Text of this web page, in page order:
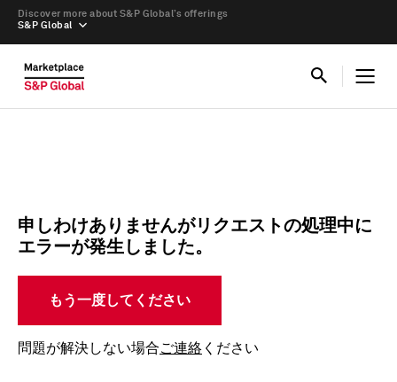
S&P Global
Discover more about S&P Global’s offerings
申しわけありませんがリクエストの処理中に
エラーが発生しました。
もう一度してください
問題が解決しない場合ご連絡 ください